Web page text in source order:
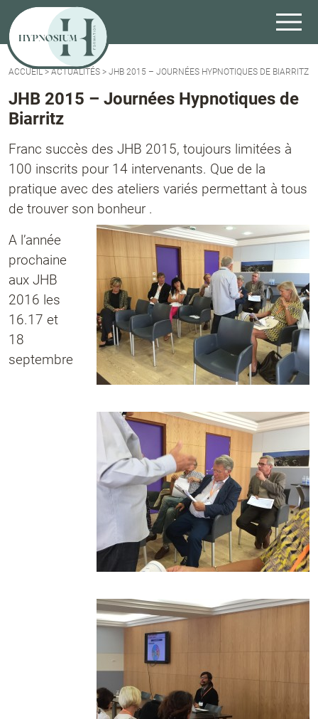
ACCUEIL>ACTUALITÉS > JHB 2015 – JOURNÉES HYPNOTIQUES DE BIARRITZ
JHB 2015 – Journées Hypnotiques de
Biarritz
Franc succès des JHB 2015, toujours limitées à
100 inscrits pour 14 intervenants. Que de la
pratique avec des ateliers variés permettant à tous
de trouver son bonheur .
A l’année
prochaine
aux JHB
2016 les
16.17 et
18
septembre